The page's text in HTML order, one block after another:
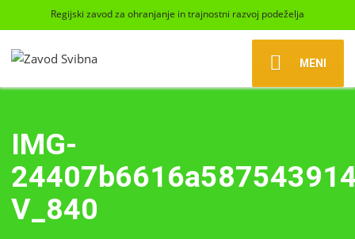
Regijski zavod za ohranjanje in trajnostni razvoj podeželja
MENI
IMG-
V_840